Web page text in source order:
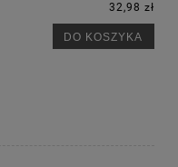
32,98 zł
DO KOSZYKA